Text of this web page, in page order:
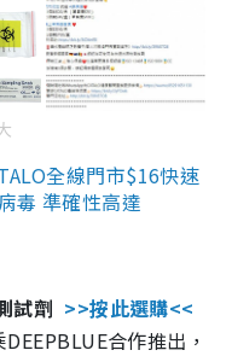
全線門市$16快速
毒 準確性高達
試劑 >>按此選購<<
合作推出，